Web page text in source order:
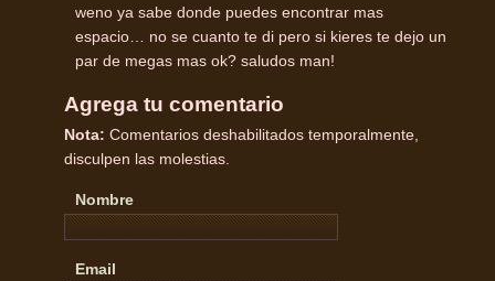
weno ya sabe donde puedes encontrar mas
espacio… no se cuanto te di pero si kieres te dejo un
par de megas mas ok? saludos man!
Agrega tu comentario
Nota: Comentarios deshabilitados temporalmente,
disculpen las molestias.
Nombre
Email